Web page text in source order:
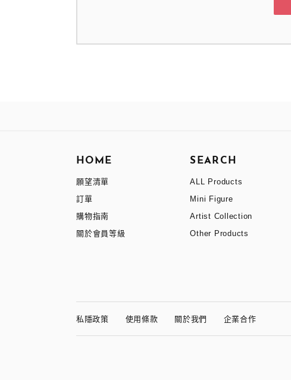
HOME
願望清單
訂單
購物指南
關於會員等級
SEARCH
ALL Products
Mini Figure
Artist Collection
Other Products
私隱政策 使用條款 關於我們 企業合作